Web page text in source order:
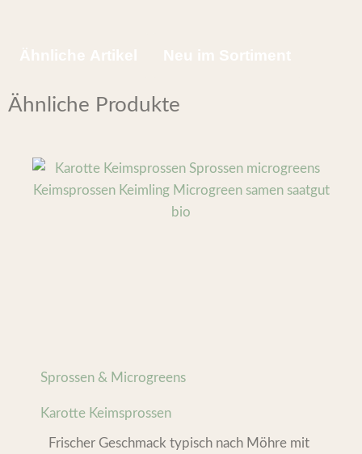
Ähnliche Produkte
Sprossen & Microgreens
Karotte Keimsprossen
Frischer Geschmack typisch nach Möhre mit